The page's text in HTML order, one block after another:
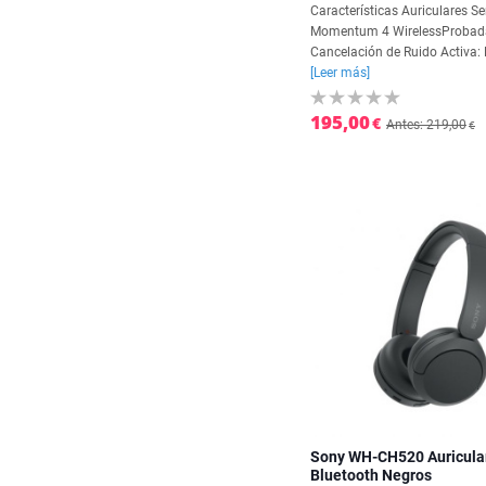
Características Auriculares
Momentum 4
Cancelación de Ruido Activa:
[Leer más]
195,00€ Antes: 219,00€
Sony WH-CH520
Bluetooth Negros